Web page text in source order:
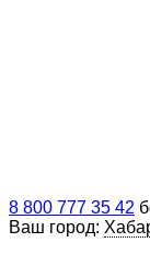
8 800 777 35 42
Ваш город: